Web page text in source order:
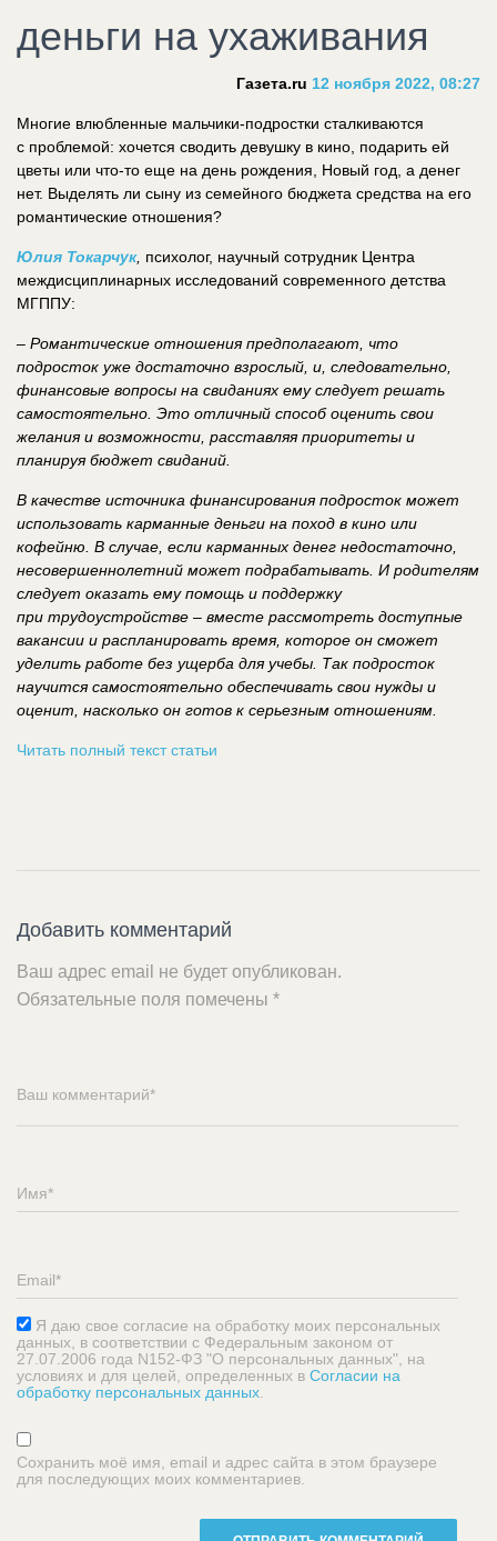
деньги на ухаживания
Газета.ru 12 ноября 2022, 08:27
Многие влюбленные мальчики-подростки сталкиваются
с проблемой: хочется сводить девушку в кино, подарить ей
цветы или что-то еще на день рождения, Новый год, а денег
нет. Выделять ли сыну из семейного бюджета средства на его
романтические отношения?
Юлия Токарчук, психолог, научный сотрудник Центра
междисциплинарных исследований современного детства
МГППУ:
– Романтические отношения предполагают, что
подросток уже достаточно взрослый, и, следовательно,
финансовые вопросы на свиданиях ему следует решать
самостоятельно. Это отличный способ оценить свои
желания и возможности, расставляя приоритеты и
планируя бюджет свиданий.
В качестве источника финансирования подросток может
использовать карманные деньги на поход в кино или
кофейню. В случае, если карманных денег недостаточно,
несовершеннолетний может подрабатывать. И родителям
следует оказать ему помощь и поддержку
при трудоустройстве – вместе рассмотреть доступные
вакансии и распланировать время, которое он сможет
уделить работе без ущерба для учебы. Так подросток
научится самостоятельно обеспечивать свои нужды и
оценит, насколько он готов к серьезным отношениям.
Читать полный текст статьи
Добавить комментарий
Ваш адрес email не будет опубликован.
Обязательные поля помечены *
Я даю свое согласие на обработку моих персональных
данных, в соответствии с Федеральным законом от
27.07.2006 года N152-ФЗ "О персональных данных", на
условиях и для целей, определенных в Согласии на
обработку персональных данных.
Сохранить моё имя, email и адрес сайта в этом браузере
для последующих моих комментариев.